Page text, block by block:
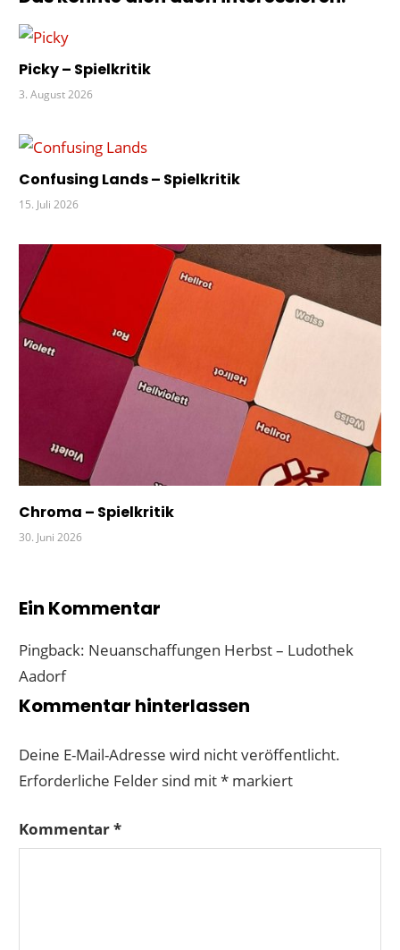
GAME
FACTORY
REZENSION
STRASSEN
ZAHLEN
Picky – Spielkritik
3. August 2026
Confusing Lands – Spielkritik
15. Juli 2026
Chroma – Spielkritik
30. Juni 2026
Ein Kommentar
Pingback: Neuanschaffungen Herbst – Ludothek
Aadorf
Kommentar hinterlassen
Deine E-Mail-Adresse wird nicht veröffentlicht.
Erforderliche Felder sind mit* markiert
Kommentar*